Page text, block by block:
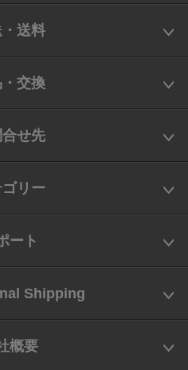
送料
交換
せ先
リー
ート
Shipping
概要